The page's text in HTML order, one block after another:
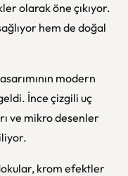
olarak öne çıkıyor.
hem de doğal
modern
İnce çizgili uç
ve mikro desenler
krom efektler